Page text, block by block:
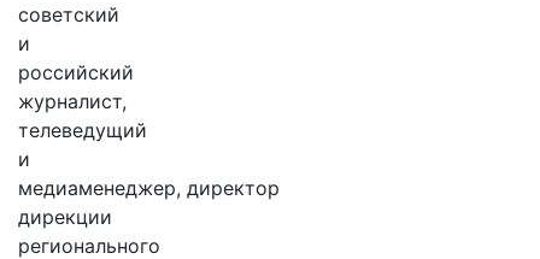
советский
и
российский
журналист,
телеведущий
и
медиаменеджер, директор
дирекции
регионального